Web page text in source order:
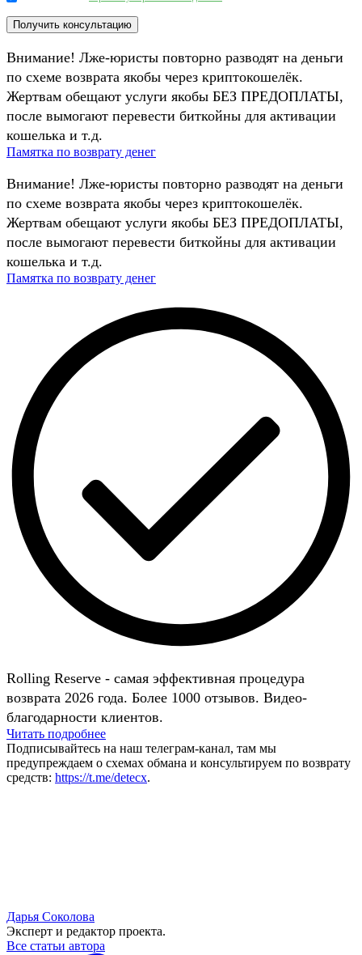
Внимание! Лже-юристы повторно разводят на деньги
по схеме возврата якобы через криптокошелёк.
Жертвам обещают услуги якобы БЕЗ ПРЕДОПЛАТЫ,
после вымогают перевести биткойны для активации
кошелька и т.д.
Памятка по возврату денег
Внимание! Лже-юристы повторно разводят на деньги
по схеме возврата якобы через криптокошелёк.
Жертвам обещают услуги якобы БЕЗ ПРЕДОПЛАТЫ,
после вымогают перевести биткойны для активации
кошелька и т.д.
Памятка по возврату денег
Rolling Reserve - самая эффективная процедура
возврата 2026 года. Более 1000 отзывов. Видео-
благодарности клиентов.
Читать подробнее
Подписывайтесь на наш телеграм-канал, там мы
предупреждаем о схемах обмана и консультируем по возврату
средств: https://t.me/detecx.
Дарья Соколова
Эксперт и редактор проекта.
Все статьи автора